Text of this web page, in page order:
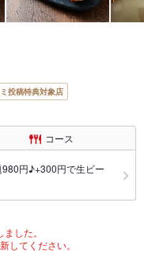
投稿特典対象店
コース
980円♪+300円で生ビー
した。
してください。